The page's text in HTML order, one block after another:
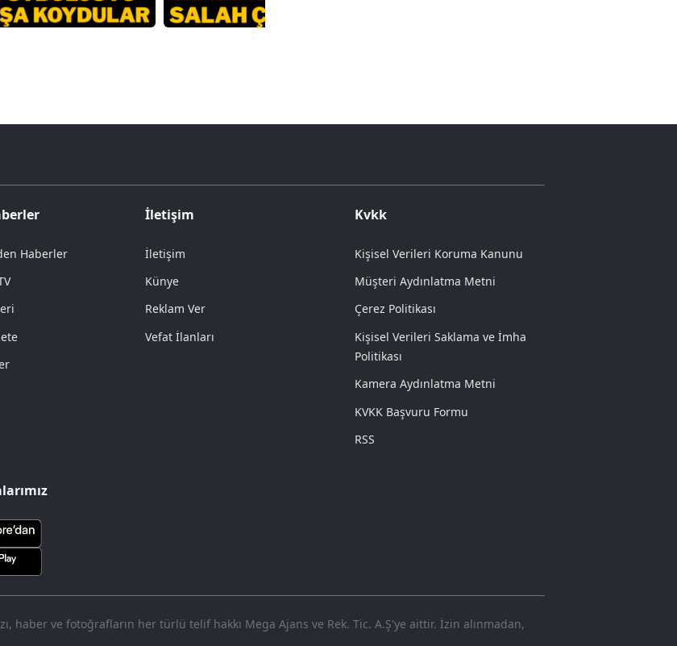
Haberler
İletişim
İletişim
Künye
Reklam Ver
Vefat İlanları
Kvkk
Kişisel Verileri Koruma Kanunu
Müşteri Aydınlatma Metni
Çerez Politikası
Kişisel Verileri Saklama ve İmha
Politikası
Kamera Aydınlatma Metni
KVKK Başvuru Formu
RSS
haber ve fotoğrafların her türlü telif hakkı Mega Ajans ve Rek. Tic. A.Ş'ye aittir. İzin alınmadan,